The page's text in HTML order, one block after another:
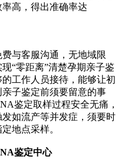
高，得出准确率达
与客服沟通，无地域限
“零距离”清楚孕期亲子鉴
工作人员接待，能够让初
子鉴定前须要留意的事
鉴定取样过程安全无痛，
如流产等并发症，须要时
地点采样。
鉴定中心